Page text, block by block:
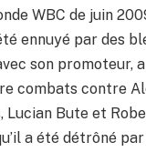
WBC de juin
ennuyé par des
son promoteur,
combats contre
Lucian Bute et
a été détrôné